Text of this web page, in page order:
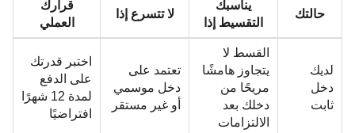
حالتك
يناسبك
التقسيط إذا
لا تتسرع إذا
قرارك
العملي
لديك
دخل
ثابت
القسط لا
يتجاوز هامشًا
مريحًا من
دخلك بعد
الالتزامات
تعتمد على
دخل موسمي
أو غير مستقر
اختبر قدرتك
على الدفع
لمدة 12 شهرًا
افتراضيًا